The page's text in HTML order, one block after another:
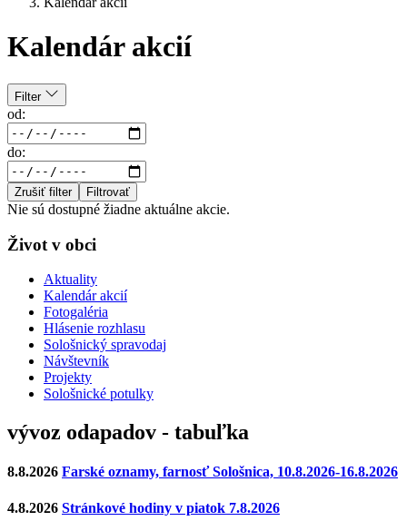
Kalendár akcií
Filter
od:
do:
Zrušiť filter Filtrovať
Nie sú dostupné žiadne aktuálne akcie.
Život v obci
Aktuality
Kalendár akcií
Fotogaléria
Hlásenie rozhlasu
Sološnický spravodaj
Návštevník
Projekty
Sološnické potulky
vývoz odapadov - tabuľka
8.8.2026 Farské oznamy, farnosť Sološnica, 10.8.2026-16.8.2026
4.8.2026 Stránkové hodiny v piatok 7.8.2026